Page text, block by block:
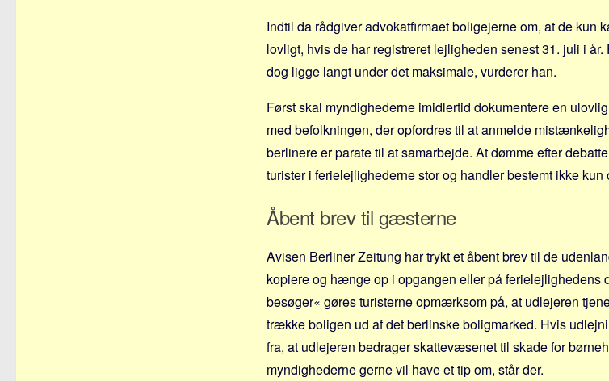
Indtil da rådgiver advokatfirmaet boligejerne om, at de kun
lovligt, hvis de har registreret lejligheden senest 31. juli i
dog ligge langt under det maksimale, vurderer han.
Først skal myndighederne imidlertid dokumentere en
med befolkningen, der opfordres til at anmelde
berlinere er parate til at samarbejde. At dømme efter
turister i ferielejlighederne stor og handler bestemt ikke kun
Åbent brev til gæsterne
Avisen Berliner Zeitung har trykt et åbent brev til de
kopiere og hænge op i opgangen eller på ferielejlighedens
besøger« gøres turisterne opmærksom på, at udlejeren
trække boligen ud af det berlinske boligmarked. Hvis
fra, at udlejeren bedrager skattevæsenet til skade for
myndighederne gerne vil have et tip om, står der.